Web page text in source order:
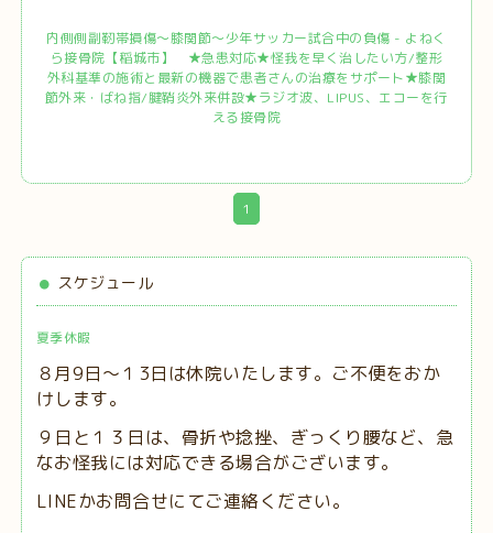
内側側副靭帯損傷～膝関節～少年サッカー試合中の負傷 - よねく
ら接骨院【稲城市】 ★急患対応★怪我を早く治したい方/整形
外科基準の施術と最新の機器で患者さんの治療をサポート★膝関
節外来・ばね指/腱鞘炎外来併設★ラジオ波、LIPUS、エコーを行
える接骨院
1
スケジュール
夏季休暇
８月9日～１3日は休院いたします。ご不便をおか
けします。
９日と１３日は、 骨折や捻挫、ぎっくり腰など、急
なお怪我には対応できる場合がございます。
LINEかお問合せにてご連絡ください。